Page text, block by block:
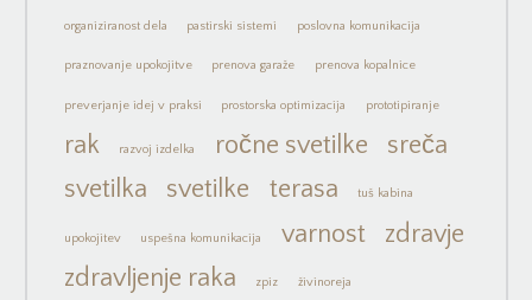
organiziranost dela pastirski sistemi poslovna komunikacija
praznovanje upokojitve prenova garaže prenova kopalnice
preverjanje idej v praksi prostorska optimizacija prototipiranje
rak razvoj izdelka ročne svetilke
sreča
svetilka
svetilke terasa tuš kabina
upokojitev uspešna komunikacija varnost
zdravje
zdravljenje raka
zpiz živinoreja